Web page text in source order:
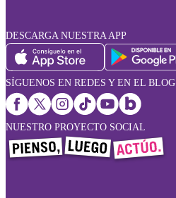
DESCARGA NUESTRA APP
SÍGUENOS EN REDES Y EN EL BLOG
NUESTRO PROYECTO SOCIAL